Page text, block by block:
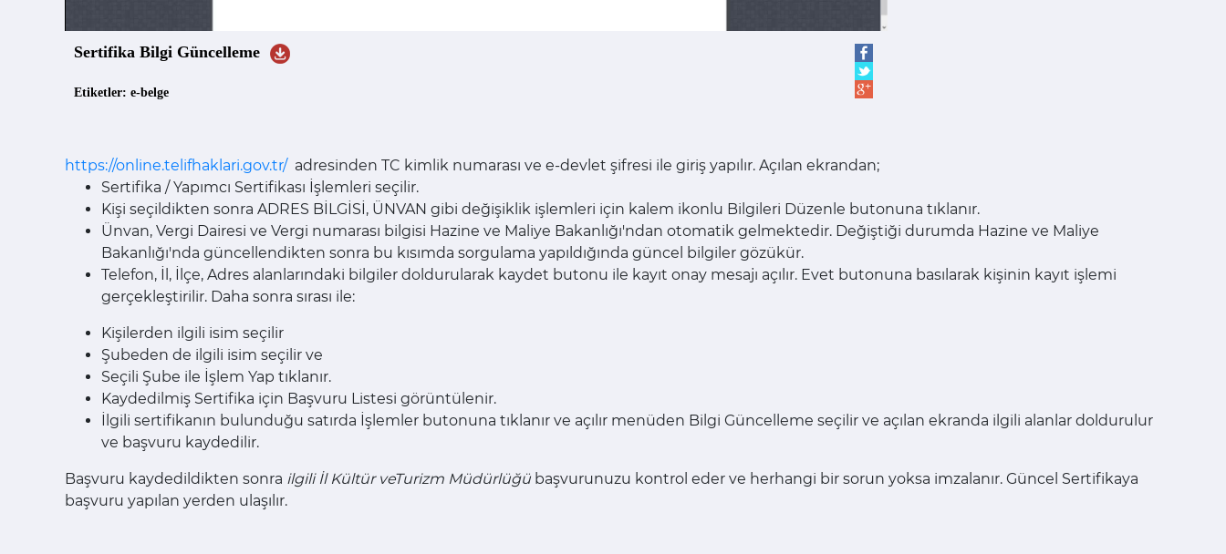
Sertifika Bilgi Güncelleme
Etiketler: e-belge
https://online.telifhaklari.gov.tr/adresinden TC kimlik numarası ve e-devlet şifresi ile giriş yapılır. Açılan ekrandan;
Sertifika / Yapımcı Sertifikası İşlemleri seçilir.
Kişi seçildikten sonra ADRES BİLGİSİ, ÜNVAN gibi değişiklik işlemleri için kalem ikonlu Bilgileri Düzenle butonuna tıklanır.
Ünvan, Vergi Dairesi ve Vergi numarası bilgisi Hazine ve Maliye Bakanlığı'ndan otomatik gelmektedir. Değiştiği durumda Hazine ve Maliye
Bakanlığı'nda güncellendikten sonra bu kısımda sorgulama yapıldığında güncel bilgiler gözükür.
Telefon, İl, İlçe, Adres alanlarındaki bilgiler doldurularak kaydet butonu ile kayıt onay mesajı açılır. Evet butonuna basılarak kişinin kayıt işlemi
gerçekleştirilir. Daha sonra sırası ile:
Kişilerden ilgili isim seçilir
Şubeden de ilgili isim seçilir ve
Seçili Şube ile İşlem Yap tıklanır.
Kaydedilmiş Sertifika için Başvuru Listesi görüntülenir.
İlgili sertifikanın bulunduğu satırda İşlemler butonuna tıklanır ve açılır menüden Bilgi Güncelleme seçilir ve açılan ekranda ilgili alanlar doldurulur
ve başvuru kaydedilir.
Başvuru kaydedildikten sonra ilgili İl Kültür veTurizm Müdürlüğü başvurunuzu kontrol eder ve herhangi bir sorun yoksa imzalanır. Güncel Sertifikaya
başvuru yapılan yerden ulaşılır.